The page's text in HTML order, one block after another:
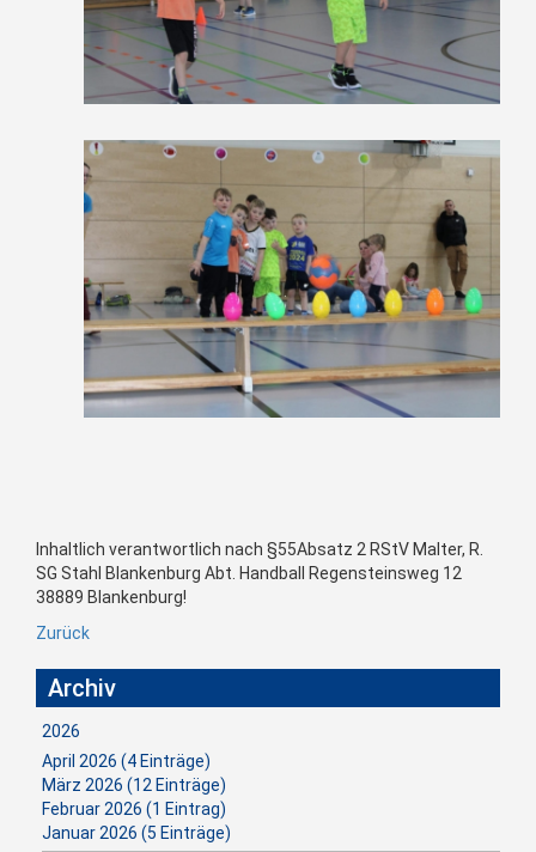
Inhaltlich verantwortlich nach §55Absatz 2 RStV Malter, R.
SG Stahl Blankenburg Abt. Handball Regensteinsweg 12
38889 Blankenburg!
Zurück
Archiv
2026
April 2026 (4 Einträge)
März 2026 (12 Einträge)
Februar 2026 (1 Eintrag)
Januar 2026 (5 Einträge)